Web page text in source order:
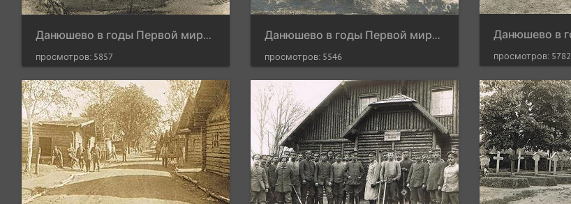
Данюшево в годы Первой мировой войны6
просмотров: 5857
Данюшево в годы Первой мировой войны
просмотров: 5546 просмотров: 5782